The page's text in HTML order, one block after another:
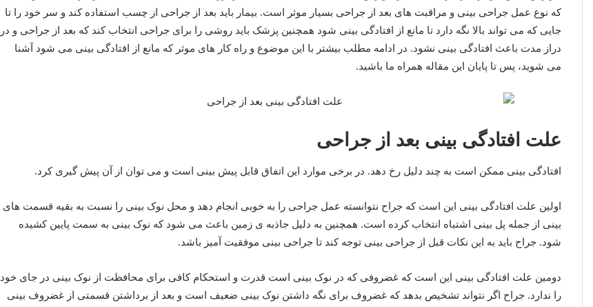
که نوع عمل جراحی بینی و مراقبت های بعد از جراحی بسیار موثر است. بیمار باید بعد از جراحی از چسب استفاده کند و سر خود را تا
جایی که می تواند بالا نگه دارد تا مانع از افتادگی بینی شود همچنین پزشک باید روشی را برای جراحی انتخاب کند که بعد از جراحی و در
دراز مدت باعث افتادگی بینی نشود. در ادامه مطلب بیشتر با این موضوع و راه کار های موثر که مانع از افتادگی بینی می شود آشنا
می شوید، پس تا پایان این مقاله همراه ما باشید.
علت افتادگی بینی بعد از جراحی
افتادگی بینی ممکن است به چند دلیل رخ دهد. در برخی موارد این اتفاق قابل پیش بینی است و می توان از آن پیش گیری کرد.
اولین علت افتادگی بینی این است که جراح نتوانسته عمل جراحی را به خوبی انجام دهد و محل نوک بینی را نسبت به بقیه قسمت های
بینی از جمله پل بینی اشتباه انتخاب کرده است. همچنین به دلیل جاذبه ی زمین باعث می شود که نوک بینی به سمت پایین کشیده
شود. جراح باید به این نکات قبل از جراحی بینی توجه کند تا جراحی بینی موفقیت آمیز باشد.
دومین علت افتادگی بینی این است که غضروفی که در نوک بینی است قدرت و استحکام کافی برای محافظت از نوک بینی در جای خود
را ندارد. جراح اگر نتواند تشخیص بدهد که غضروف برای نگه داشتن نوک بینی ضعیف است و بعد از برداشتن قسمتی از غضروف بینی